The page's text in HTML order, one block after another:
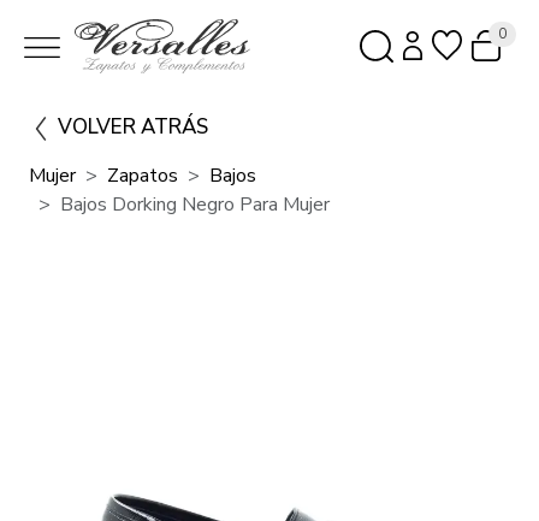
0
VOLVER ATRÁS
Mujer Zapatos
Bajos
Bajos Dorking Negro Para Mujer